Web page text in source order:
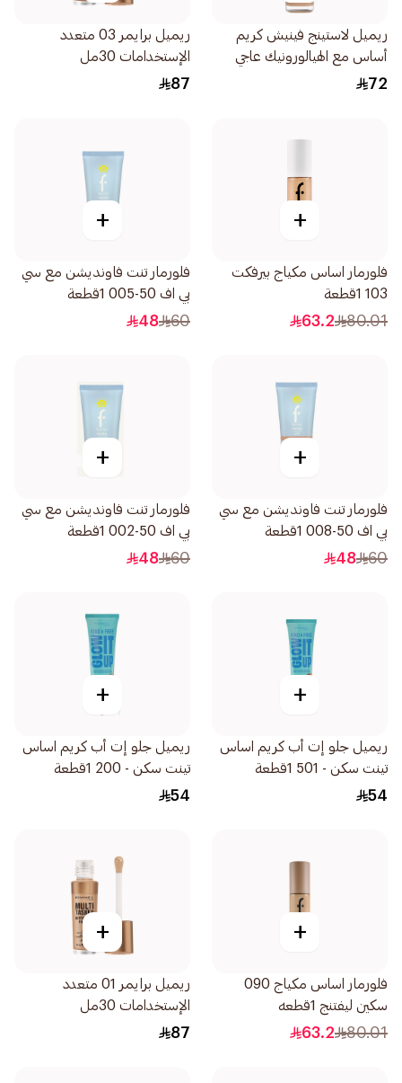
ريميل لاستينج فينيش كريم
أساس مع الهيالورونيك عاجي
100 1قطعة
72
ريميل برايمر 03 متعدد
الإستخدامات 30مل
87
+
فلورمار اساس مكياج بيرفكت
103 1قطعة
80.01
63.2
+
فلورمار تنت فاونديشن مع سي
بي اف 50-005 1قطعة
60
48
+
فلورمار تنت فاونديشن مع سي
بي اف 50-008 1قطعة
60
48
+
فلورمار تنت فاونديشن مع سي
بي اف 50-002 1قطعة
60
48
+
ريميل جلو إت أب كريم اساس
تينت سكن - 501 1قطعة
54
+
ريميل جلو إت أب كريم اساس
تينت سكن - 200 1قطعة
54
+
فلورمار اساس مكياج 090
سكين ليفتنج 1قطعه
80.01
63.2
+
ريميل برايمر 01 متعدد
الإستخدامات 30مل
87